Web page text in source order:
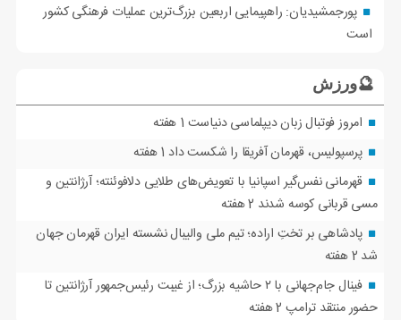
پورجمشیدیان: راهپیمایی اربعین بزرگ‌ترین عملیات فرهنگی کشور
است
🔮ورزش
امروز فوتبال زبان دیپلماسی دنیاست 1 هفته
پرسپولیس، قهرمان آفریقا را شکست داد 1 هفته
قهرمانی نفس‌گیر اسپانیا با تعویض‌های طلایی دلافوئنته؛ آرژانتین و
مسی قربانی کوسه شدند 2 هفته
پادشاهی بر تختِ اراده؛ تیم ملی والیبال نشسته ایران قهرمان جهان
شد 2 هفته
فینال جام‌جهانی با ۲ حاشیه بزرگ؛ از غیبت رئیس‌جمهور آرژانتین تا
حضور منتقد ترامپ 2 هفته